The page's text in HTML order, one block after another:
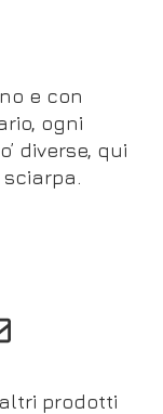
e con
ogni
diverse, qui
prodotti